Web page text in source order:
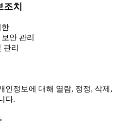
치
한
안 관리
관리
인정보에 대해 열람, 정정, 삭제,
다.